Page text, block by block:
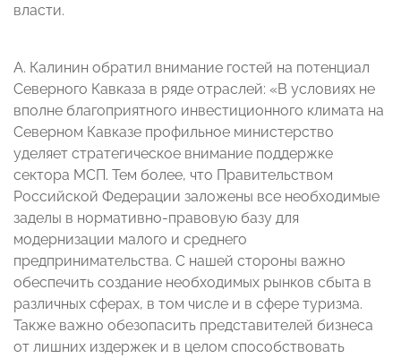
власти.
А. Калинин обратил внимание гостей на потенциал
Северного Кавказа в ряде отраслей: «В условиях не
вполне благоприятного инвестиционного климата на
Северном Кавказе профильное министерство
уделяет стратегическое внимание поддержке
сектора МСП. Тем более, что Правительством
Российской Федерации заложены все необходимые
заделы в нормативно-правовую базу для
модернизации малого и среднего
предпринимательства. С нашей стороны важно
обеспечить создание необходимых рынков сбыта в
различных сферах, в том числе и в сфере туризма.
Также важно обезопасить представителей бизнеса
от лишних издержек и в целом способствовать